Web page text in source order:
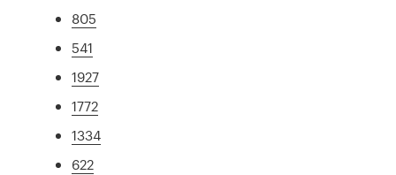
805
541
1927
1772
1334
622